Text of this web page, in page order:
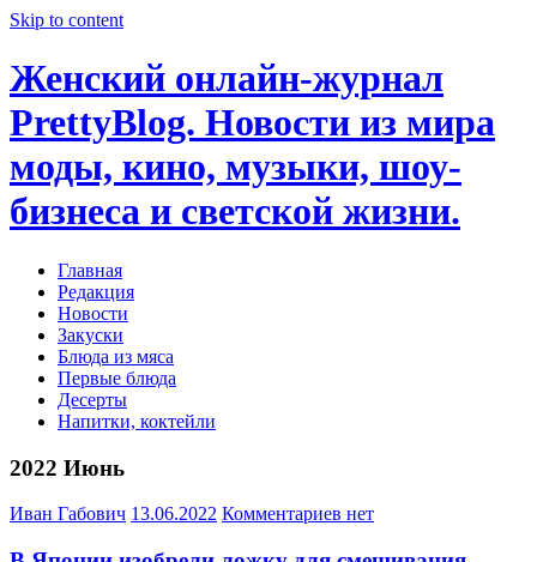
Skip to content
Женский онлайн-журнал
PrettyBlog. Новости из мира
моды, кино, музыки, шоу-
бизнеса и светской жизни.
Главная
Редакция
Новости
Закуски
Блюда из мяса
Первые блюда
Десерты
Напитки, коктейли
2022 Июнь
Иван Габович 13.06.2022 Комментариев нет